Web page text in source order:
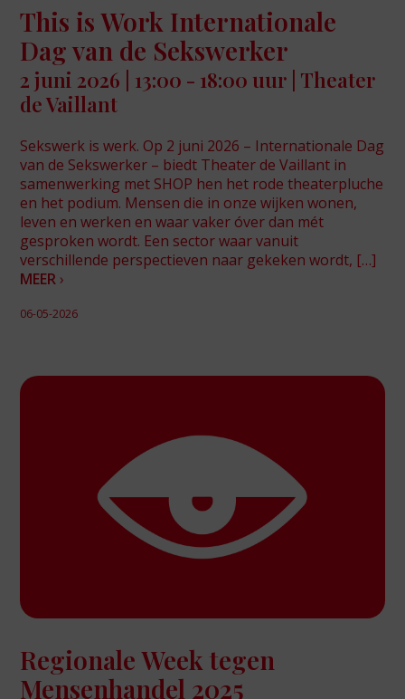
This is Work Internationale
Dag van de Sekswerker
2 juni 2026 | 13:00 - 18:00 uur | Theater
de Vaillant
Sekswerk is werk. Op 2 juni 2026 – Internationale Dag
van de Sekswerker – biedt Theater de Vaillant in
samenwerking met SHOP hen het rode theaterpluche
en het podium. Mensen die in onze wijken wonen,
leven en werken en waar vaker óver dan mét
gesproken wordt. Een sector waar vanuit
verschillende perspectieven naar gekeken wordt, […]
MEER ›
06-05-2026
Regionale Week tegen
Mensenhandel 2025